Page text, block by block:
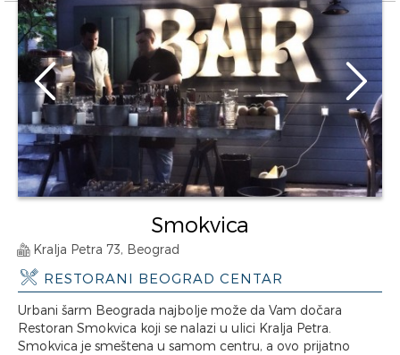
Smokvica
Kralja Petra 73, Beograd
RESTORANI BEOGRAD CENTAR
Urbani šarm Beograda najbolje može da Vam dočara
Restoran Smokvica koji se nalazi u ulici Kralja Petra.
Smokvica je smeštena u samom centru, a ovo prijatno